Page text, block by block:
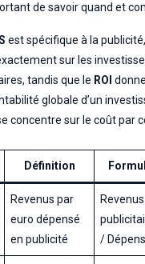
de savoir quand et
est spécifique à la
sur les
tandis que le ROI
globale d’un
concentre sur le coût par
Définition
Revenus par
euro dépensé
en publicité
Revenus
/